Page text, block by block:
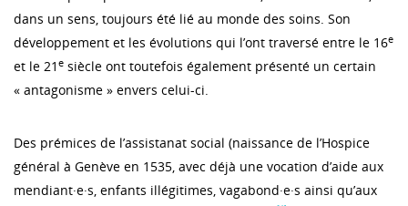
dans un sens, toujours été lié au monde des soins. Son
développement et les évolutions qui l’ont traversé entre le 16e
et le 21 e siècle ont toutefois également présenté un certain
« antagonisme » envers celui-ci.
Des prémices de l’assistanat social (naissance de l’Hospice
général à Genève en 1535, avec déjà une vocation d’aide aux
mendiant·e·s, enfants illégitimes, vagabond·e·s ainsi qu’aux